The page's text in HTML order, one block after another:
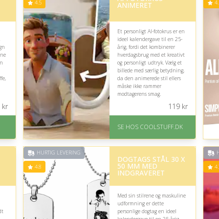
rating på 4.5 ud af 5
kr
4.5 ANIMERET
Et personligt AI-fotokrus er en
ideel kalendergave til en 25-
årig, fordi det kombinerer
hverdagsbrug med et kreativt
og personligt udtryk. Vælg et
billede med særlig betydning,
da den animerede stil ellers
måske ikke rammer
modtagerens smag.
leveringstid er 1-3 hverdage.
119kr
SE HOS COOLSTUFF.DK
HURTIG LEVERING
4.8
DOGTAGS STÅL 30 X
50 MM MED
INDGRAVERET
Med sin stilrene og maskuline
udformning er dette
personlige dogtag en ideel